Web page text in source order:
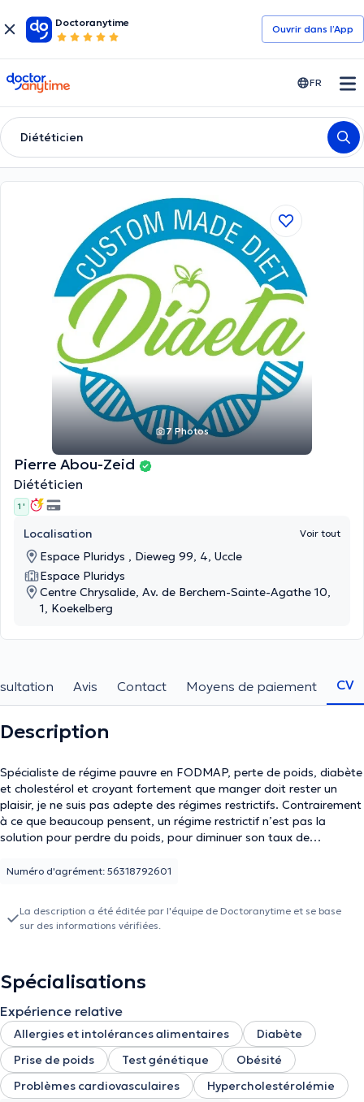
Doctoranytime
Ouvrir dans l’App
doctoranytime FR
Diététicien
7 Photos
Pierre Abou-Zeid
Diététicien
1 '
Localisation Voir tout
Espace Pluridys , Dieweg 99, 4, Uccle
Espace Pluridys
Centre Chrysalide, Av. de Berchem-Sainte-Agathe 10,
1, Koekelberg
Avis Contact Moyens de paiement CV
Description
Spécialiste de régime pauvre en FODMAP, perte de poids, diabète
et cholestérol et croyant fortement que manger doit rester un
plaisir, je ne suis pas adepte des régimes restrictifs. Contrairement
à ce que beaucoup pensent, un régime restrictif n’est pas la
solution pour perdre du poids, pour diminuer son taux de
n’est pas la solution dans la majorité des maladies. La solution
accompagne tout au long du processus. Nous travaillerons
ensemble pour obtenir un résultat optimal. Le but n'étant pas de
L'objectif est que vous arriviez à gérer vous-même une
ceci pour toute une vie.
Numéro d'agrément: 56318792601
La description a été éditée par l'équipe de Doctoranytime et se base
sur des informations vérifiées.
Spécialisations
Expérience relative
Allergies et intolérances alimentaires
Diabète
Prise de poids
Test génétique
Obésité
Problèmes cardiovasculaires
Hypercholestérolémie